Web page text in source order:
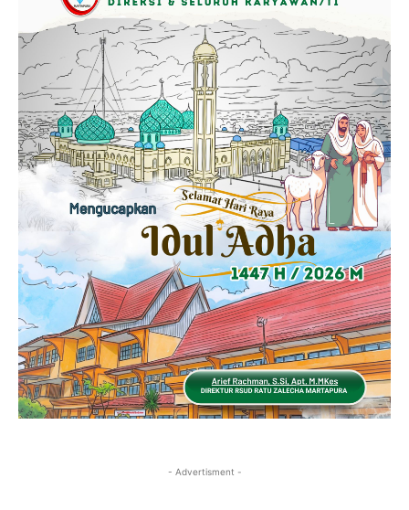
- Advertisment -